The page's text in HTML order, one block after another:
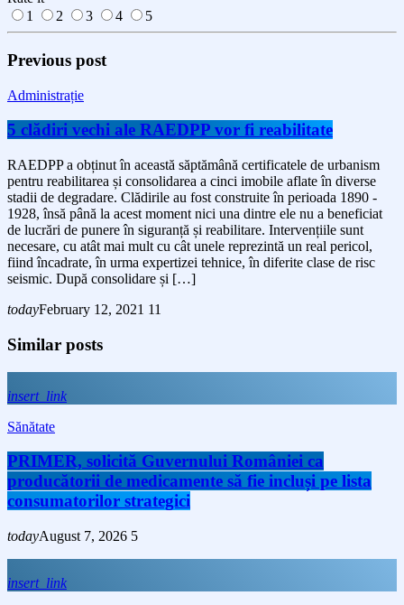
1
2 3 4 5
Previous post
Administrație
5 clădiri vechi ale RAEDPP vor fi reabilitate
RAEDPP a obținut în această săptămână certificatele de urbanism
pentru reabilitarea și consolidarea a cinci imobile aflate în diverse
stadii de degradare. Clădirile au fost construite în perioada 1890 -
1928, însă până la acest moment nici una dintre ele nu a beneficiat
de lucrări de punere în siguranță și reabilitare. Intervențiile sunt
necesare, cu atât mai mult cu cât unele reprezintă un real pericol,
fiind încadrate, în urma expertizei tehnice, în diferite clase de risc
seismic. După consolidare și […]
todayFebruary 12, 2021 11
Similar posts
insert_link
Sănătate
PRIMER, solicită Guvernului României ca
producătorii de medicamente să fie incluși pe lista
consumatorilor strategici
todayAugust 7, 2026 5
insert_link